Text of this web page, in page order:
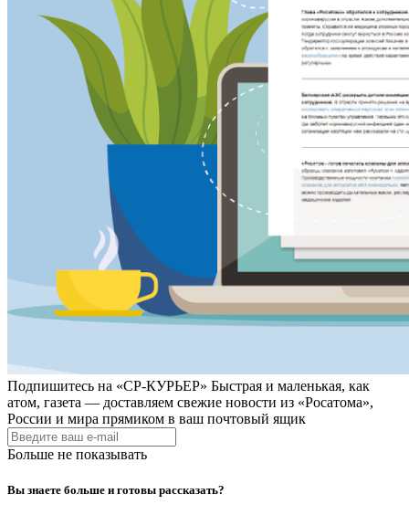
Подпишитесь на «СР-КУРЬЕР» Быстрая и маленькая, как
атом, газета — доставляем свежие новости из «Росатома»,
России и мира прямиком в ваш почтовый ящик
Больше не показывать
Вы знаете больше и готовы рассказать?